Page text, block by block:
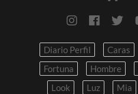
Diario Perfil Caras
Fortuna
Hombre
Look
Luz Mia